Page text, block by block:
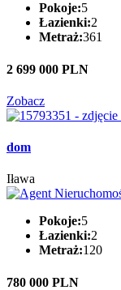
Pokoje:5
Łazienki:2
Metraż:361
2 699 000 PLN
Zobacz
dom
Iława
Pokoje:5
Łazienki:2
Metraż:120
780 000 PLN